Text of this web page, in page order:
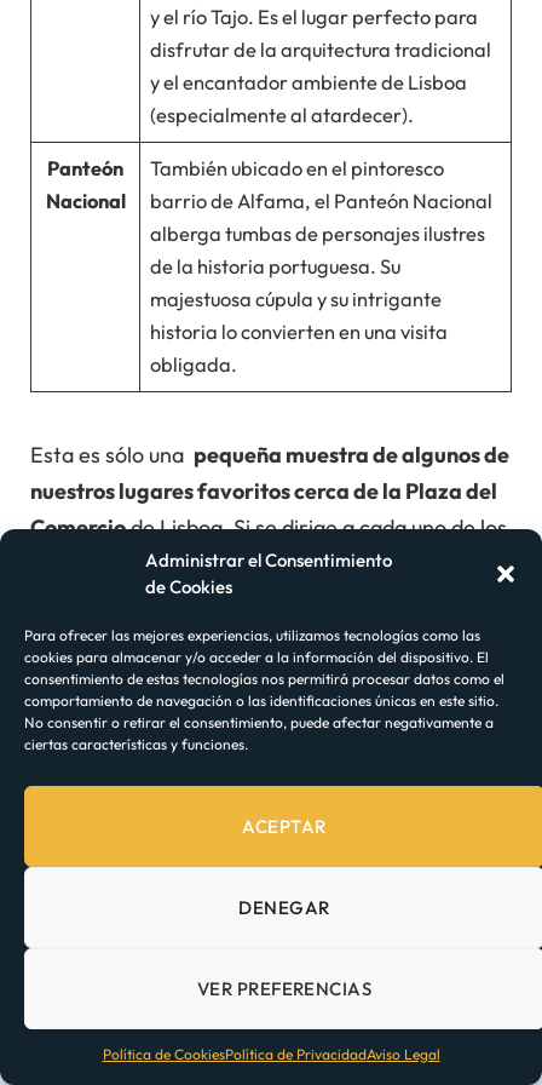
Administrar el Consentimiento
de Cookies
Para ofrecer las mejores experiencias, utilizamos tecnologías como las
cookies para almacenar y/o acceder a la información del dispositivo. El
consentimiento de estas tecnologías nos permitirá procesar datos como el
comportamiento de navegación o las identificaciones únicas en este sitio.
No consentir o retirar el consentimiento, puede afectar negativamente a
ciertas características y funciones.
ACEPTAR
DENEGAR
VER PREFERENCIAS
Política de CookiesPolítica de PrivacidadAviso Legal
y el río Tajo. Es el lugar perfecto para
disfrutar de la arquitectura tradicional
y el encantador ambiente de Lisboa
(especialmente al atardecer).
Panteón
Nacional
También ubicado en el pintoresco
barrio de Alfama, el Panteón Nacional
alberga tumbas de personajes ilustres
de la historia portuguesa. Su
majestuosa cúpula y su intrigante
historia lo convierten en una visita
obligada.
Esta es sólo una pequeña muestra de algunos de
nuestros lugares favoritoscerca de la Plaza del
Comerciode Lisboa. Si se dirige a cada uno de los
de la lista anterior, especialmente si lo hace a pie,
naturalmente pasará por muchos edificios únicos
y restaurantes locales que también puede visitar.
Como ocurre cuando exploramos cualquier zona
de Lisboa, nuestro mejor consejo es mantener los